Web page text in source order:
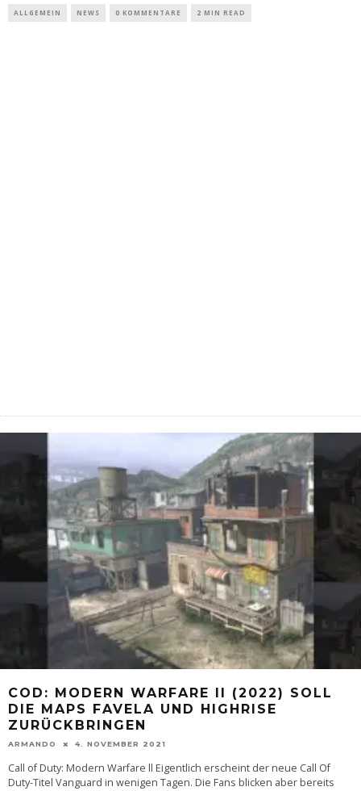
ALLGEMEIN NEWS 0 KOMMENTARE 2 MIN READ
COD: MODERN WARFARE II (2022) SOLL
DIE MAPS FAVELA UND HIGHRISE
ZURÜCKBRINGEN
ARMANDO 4. NOVEMBER 2021
Call of Duty: Modern Warfare ll Eigentlich erscheint der neue Call Of
Duty-Titel Vanguard in wenigen Tagen. Die Fans blicken aber bereits